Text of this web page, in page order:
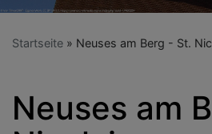
Startseite Neuses am Berg - St.
Neuses am